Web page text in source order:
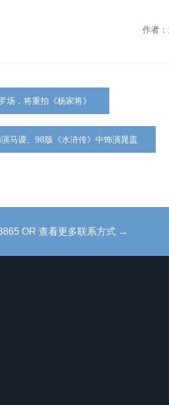
作者
，将重拍《杨家将》
马谡、98版《水浒传》中饰演晁盖
OR 查看更多联系方式 →